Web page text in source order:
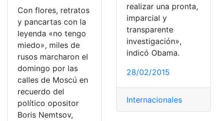
Con flores, retratos
y pancartas con la
leyenda «no tengo
miedo», miles de
rusos marcharon el
domingo por las
calles de Moscú en
recuerdo del
político opositor
Boris Nemtsov,
realizar una pronta,
imparcial y
transparente
investigación»,
indicó Obama.
28/02/2015
Internacionales